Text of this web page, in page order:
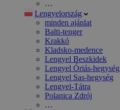
…
Lengyelország
minden ajánlat
Balti-tenger
Krakkó
Kladsko-medence
Lengyel Beszkidek
Lengyel Óriás-hegység
Lengyel Sas-hegység
Lengyel-Tátra
Polanica Zdrój
…